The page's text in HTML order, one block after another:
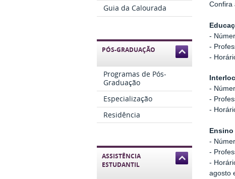
Guia da Calourada
PÓS-GRADUAÇÃO
Programas de Pós-
Graduação
Especialização
Residência
ASSISTÊNCIA
ESTUDANTIL
Confira
-
-
-
-
-
-
-
-
-
agosto